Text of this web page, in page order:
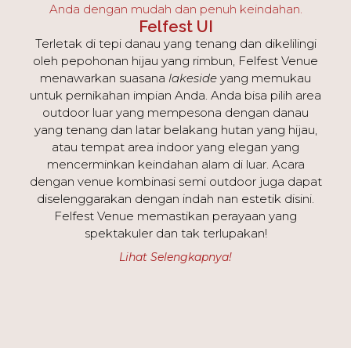
Anda dengan mudah dan penuh keindahan.
Felfest UI
Terletak di tepi danau yang tenang dan dikelilingi
oleh pepohonan hijau yang rimbun, Felfest Venue
menawarkan suasana lakeside yang memukau
untuk pernikahan impian Anda. Anda bisa pilih area
outdoor luar yang mempesona dengan danau
yang tenang dan latar belakang hutan yang hijau,
atau tempat area indoor yang elegan yang
mencerminkan keindahan alam di luar. Acara
dengan venue kombinasi semi outdoor juga dapat
diselenggarakan dengan indah nan estetik disini.
Felfest Venue memastikan perayaan yang
spektakuler dan tak terlupakan!
Lihat Selengkapnya!